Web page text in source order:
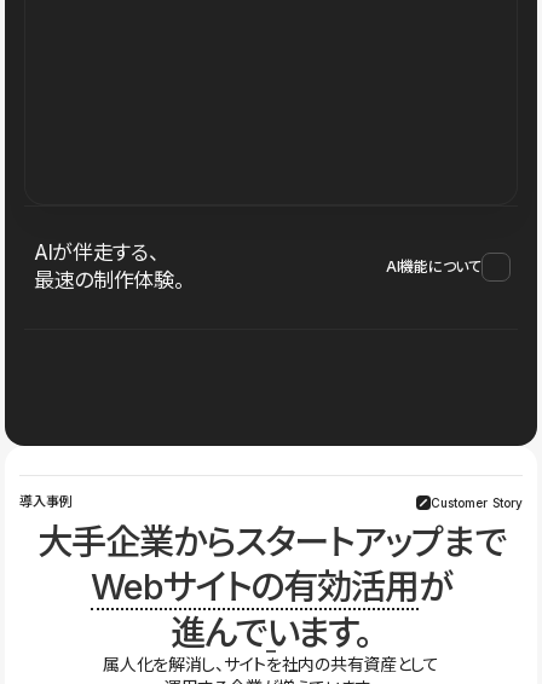
AIが伴走する、
最速の制作体験。
AI機能について
導入事例 Customer Story
大手企業からスタートアップまで
Webサイトの有効活用が
進んでいます。
属人化を解消し、サイトを社内の共有資産として